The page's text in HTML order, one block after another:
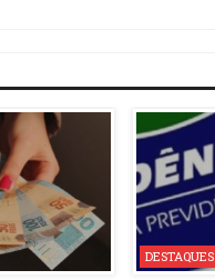
DESTAQUES